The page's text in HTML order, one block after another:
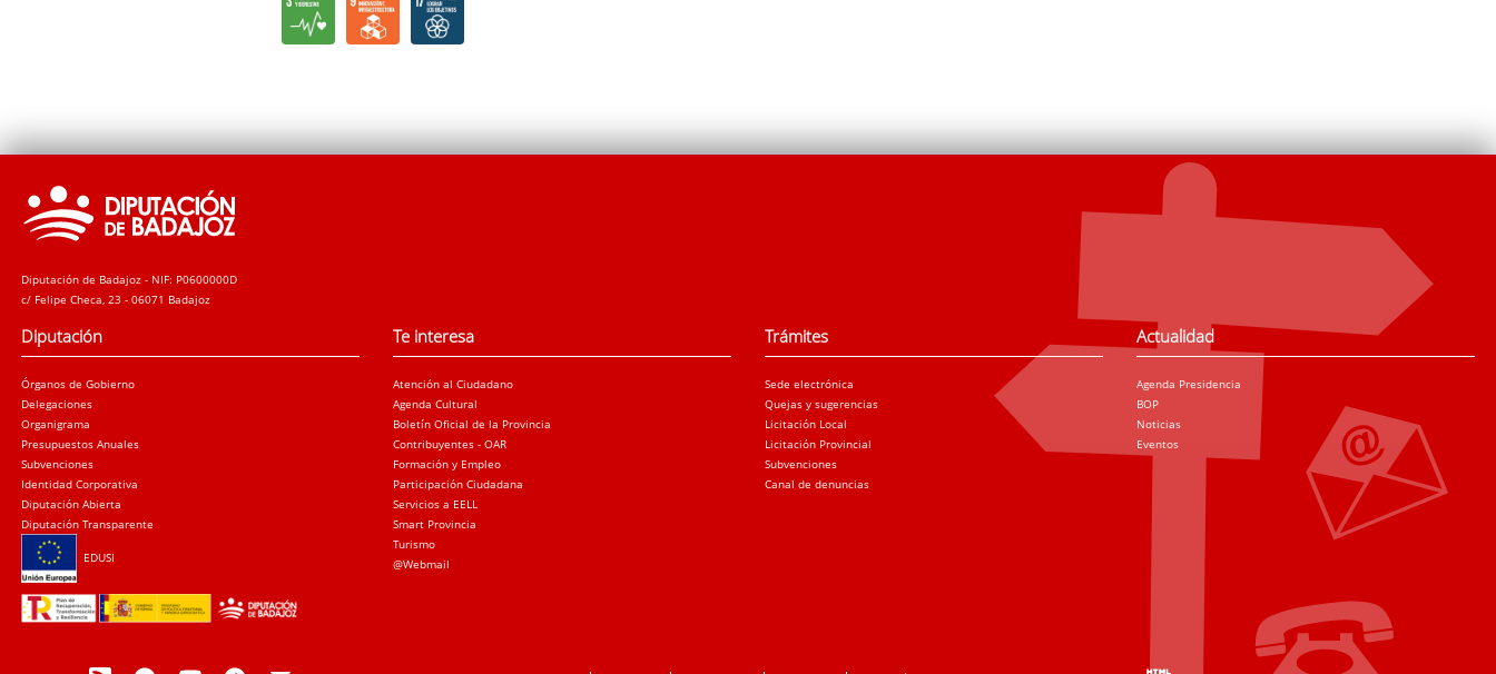
Diputación de Badajoz - NIF: P0600000D
c/ Felipe Checa, 23 - 06071 Badajoz
Diputación
Órganos de Gobierno
Delegaciones
Organigrama
Presupuestos Anuales
Subvenciones
Identidad Corporativa
Diputación Abierta
Diputación Transparente
EDUSI
Te interesa
Atención al Ciudadano
Agenda Cultural
Boletín Oficial de la Provincia
Contribuyentes - OAR
Formación y Empleo
Participación Ciudadana
Servicios a EELL
Smart Provincia
Turismo
@Webmail
Trámites
Sede electrónica
Quejas y sugerencias
Licitación Local
Licitación Provincial
Subvenciones
Canal de denuncias
Actualidad
Agenda Presidencia
BOP
Noticias
Eventos